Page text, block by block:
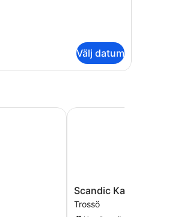
Välj datum
Scandic
Karlskrona
Trossö
Scandic Karlskrona
Trossö
Scandic Karlskrona